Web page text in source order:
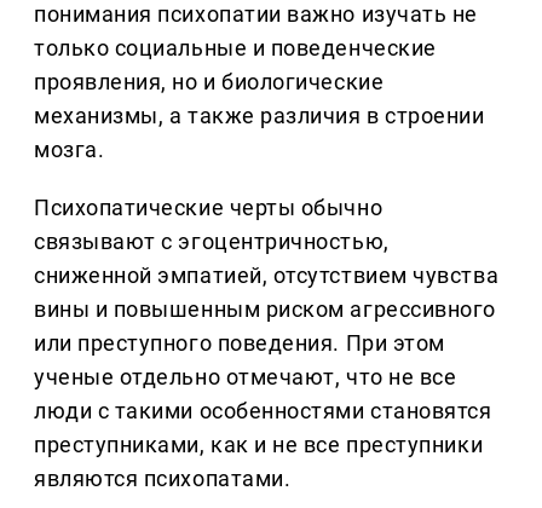
понимания психопатии важно изучать не
только социальные и поведенческие
проявления, но и биологические
механизмы, а также различия в строении
мозга.
Психопатические черты обычно
связывают с эгоцентричностью,
сниженной эмпатией, отсутствием чувства
вины и повышенным риском агрессивного
или преступного поведения. При этом
ученые отдельно отмечают, что не все
люди с такими особенностями становятся
преступниками, как и не все преступники
являются психопатами.